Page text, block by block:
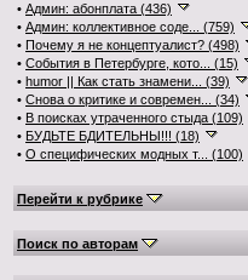
• Админ: абонплата (436)
• Админ: коллективное соде... (759)
• Почему я не концептуалист? (498)
• События в Петербурге, кото... (15)
• humor || Как стать знамени... (39)
• Снова о критике и современ... (34)
• В поисках утраченного стыда (109)
• БУДЬТЕ БДИТЕЛЬНЫ!!! (18)
• О специфических модных т... (100)
Перейти к рубрике
Поиск по авторам